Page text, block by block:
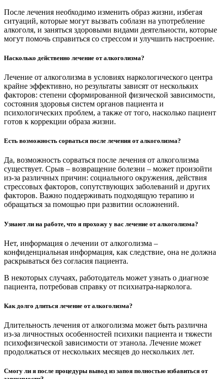
После лечения необходимо изменить образ жизни, избегая
ситуаций, которые могут вызвать соблазн на употребление
алкоголя, и заняться здоровыми видами деятельности, которые
могут помочь справиться со стрессом и улучшить настроение.
Насколько действенно лечение от алкоголизма?
Лечение от алкоголизма в условиях наркологического центра
крайне эффективно, но результаты зависят от нескольких
факторов: степени сформированной физической зависимости,
состояния здоровья систем органов пациента и
психологических проблем, а также от того, насколько пациент
готов к коррекции образа жизни.
Есть возможность сорваться после лечения от алкоголизма?
Да, возможность сорваться после лечения от алкоголизма
существует. Срыв – возвращение болезни – может произойти
из-за различных причин: социального окружения, действия
стрессовых факторов, сопутствующих заболеваний и других
факторов. Важно поддерживать подходящую терапию и
обращаться за помощью при развитии осложнений.
Узнают ли на работе, что я прохожу у вас лечение от алкоголизма?
Нет, информация о лечении от алкоголизма –
конфиденциальная информация, как следствие, она не должна
раскрываться без согласия пациента.
В некоторых случаях, работодатель может узнать о диагнозе
пациента, потребовав справку от психиатра-нарколога.
Как долго длиться лечение от алкоголизма?
Длительность лечения от алкоголизма может быть различна
из-за личностных особенностей психики пациента и тяжести
психофизической зависимости от этанола. Лечение может
продолжаться от нескольких месяцев до нескольких лет.
Смогу ли я после процедуры вывод из запоя полностью избавиться от